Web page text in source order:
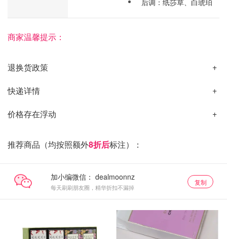
后调：纸莎草、白琥珀
商家温馨提示：
退换货政策
快递详情
价格存在浮动
推荐商品（均按照额外8折后标注）：
加小编微信：
每天刷刷朋友圈，精华折扣不漏掉
复制